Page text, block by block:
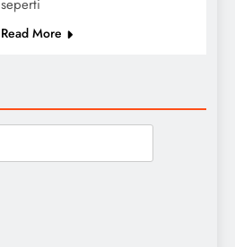
seperti
Read More